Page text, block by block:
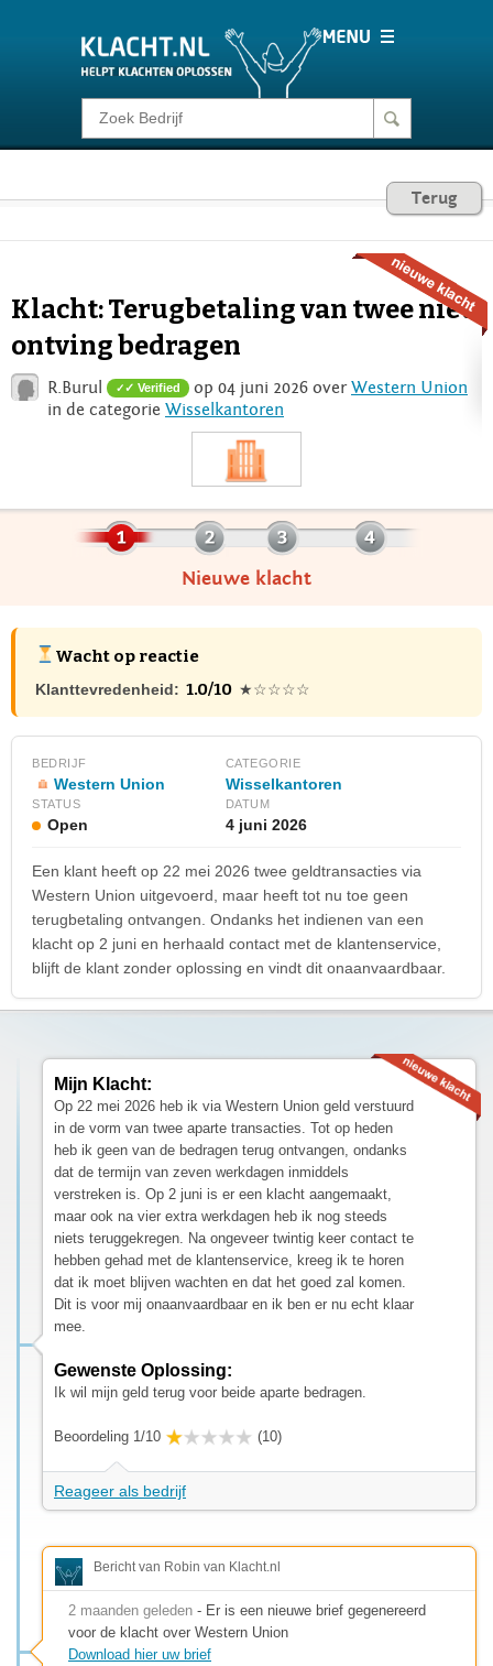
Klacht melden
Consumentenrecht
Voor Bedrijven
Login
Terug
Klacht: Terugbetaling van twee niet
ontving bedragen
R.Burul ✓ Verified op 04 juni 2026 overWestern Union
in de categorie Wisselkantoren
Nieuwe klacht
Wacht op reactie
Klanttevredenheid: 1.0/10 ★☆☆☆☆
BEDRIJF
Western Union
CATEGORIE
Wisselkantoren
STATUS
Open
DATUM
4 juni 2026
Een klant heeft op 22 mei 2026 twee geldtransacties via
Western Union uitgevoerd, maar heeft tot nu toe geen
terugbetaling ontvangen. Ondanks het indienen van een
klacht op 2 juni en herhaald contact met de klantenservice,
blijft de klant zonder oplossing en vindt dit onaanvaardbaar.
Mijn Klacht:
Op 22 mei 2026 heb ik via Western Union geld verstuurd
in de vorm van twee aparte transacties. Tot op heden
heb ik geen van de bedragen terug ontvangen, ondanks
dat de termijn van zeven werkdagen inmiddels
verstreken is. Op 2 juni is er een klacht aangemaakt,
maar ook na vier extra werkdagen heb ik nog steeds
niets teruggekregen. Na ongeveer twintig keer contact te
hebben gehad met de klantenservice, kreeg ik te horen
dat ik moet blijven wachten en dat het goed zal komen.
Dit is voor mij onaanvaardbaar en ik ben er nu echt klaar
mee.
Gewenste Oplossing:
Ik wil mijn geld terug voor beide aparte bedragen.
Beoordeling 1/10 (10)
Reageer als bedrijf
Bericht van Robin van Klacht.nl
2 maanden geleden - Er is een nieuwe brief gegenereerd
voor de klacht over Western Union
Download hier uw brief